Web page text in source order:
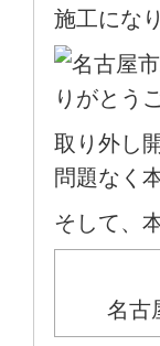
施工にな
取り外し
問題なく
そして、
名古